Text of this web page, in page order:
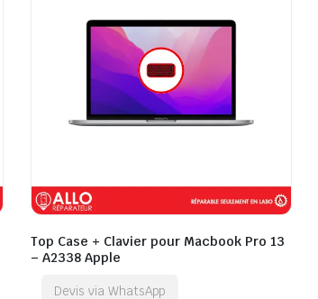
Top Case + Clavier pour Macbook Pro 13
– A2338 Apple
Devis via WhatsApp